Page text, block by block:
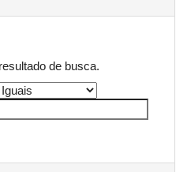
de busca.